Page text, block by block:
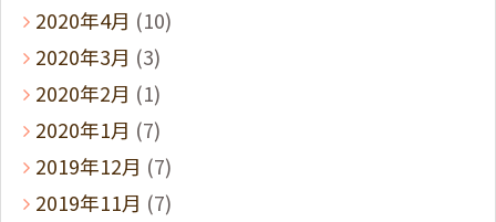
2020年4月 (10)
2020年3月 (3)
2020年2月 (1)
2020年1月 (7)
2019年12月 (7)
2019年11月 (7)